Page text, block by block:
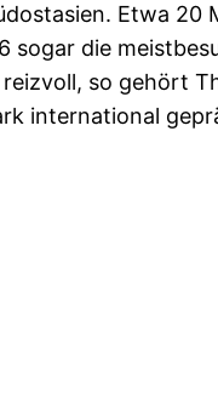
Etwa 20
sogar die
so gehört
international